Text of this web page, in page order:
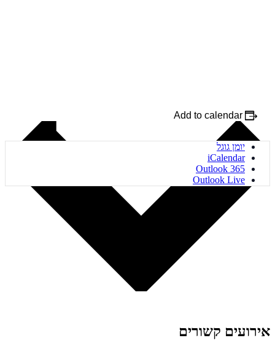
Add to calendar
יומן גוגל
iCalendar
Outlook 365
Outlook Live
אירועים קשורים